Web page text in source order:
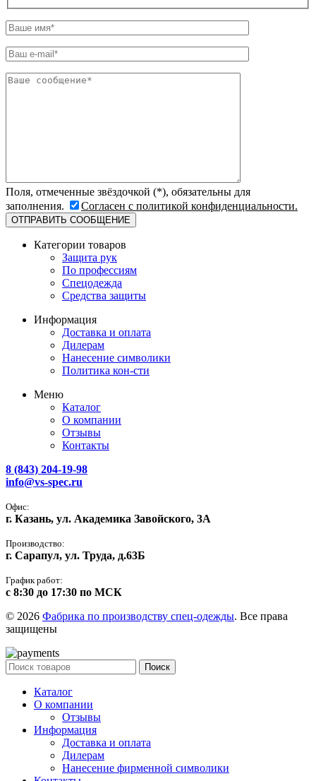
Поля, отмеченные звёздочкой (*), обязательны для
заполнения.
Согласен с политикой конфиденциальности.
Категории товаров
Защита рук
По профессиям
Спецодежда
Средства защиты
Информация
Доставка и оплата
Дилерам
Нанесение символики
Политика кон-сти
Меню
Каталог
О компании
Отзывы
Контакты
8 (843) 204-19-98
info@vs-spec.ru
Офис:
г. Казань, ул. Академика Завойского, 3А
Производство:
г. Сарапул, ул. Труда, д.63Б
График работ:
с 8:30 до 17:30 по МСК
© 2026 Фабрика по производству спец-одежды. Все права
защищены
Поиск
Каталог
О компании
Отзывы
Информация
Доставка и оплата
Дилерам
Нанесение фирменной символики